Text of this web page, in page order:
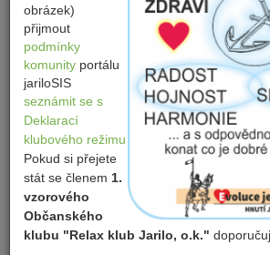
obrázek)
přijmout
podmínky
komunity portálu
jariloSIS
seznámit se s
Deklarací
klubového režimu
Pokud si přejete
stát se členem 1.
vzorového
Občanského
klubu "Relax klub Jarilo, o.k."
Přidat novou položku
V této kategorii nejsou